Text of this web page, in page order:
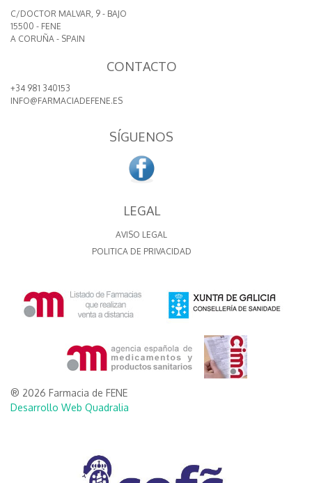
C/DOCTOR MALVAR, 9 - BAJO
15500 - FENE
A CORUÑA - SPAIN
CONTACTO
+34 981 340153
INFO@FARMACIADEFENE.ES
SÍGUENOS
LEGAL
AVISO LEGAL
POLITICA DE PRIVACIDAD
® 2026 Farmacia de FENE
Desarrollo Web Quadralia